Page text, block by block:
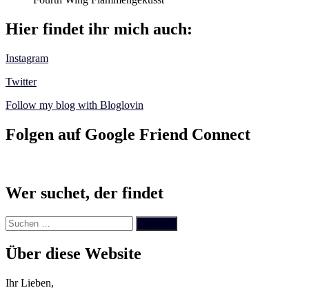
Hier findet ihr mich auch:
Instagram
Twitter
Follow my blog with Bloglovin
Folgen auf Google Friend Connect
Wer suchet, der findet
Suchen
nach:
Über diese Website
Ihr Lieben,